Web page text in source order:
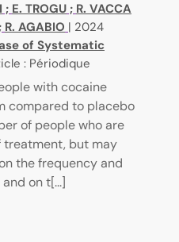
; E. TROGU ; R. VACCA
R. AGABIO | 2024
of Systematic
: Périodique
with cocaine
compared to placebo
of people who are
treatment, but may
the frequency and
on t[...]